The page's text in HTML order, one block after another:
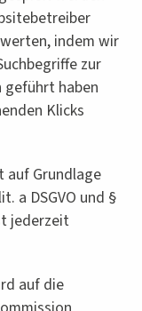
indem wir
zur
geführt haben
Klicks
auf Grundlage
a DSGVO und §
jederzeit
auf die